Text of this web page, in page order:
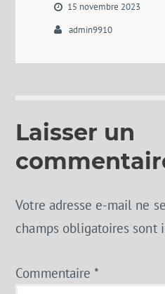
15 novembre 2023
admin9910
Laisser un
Votre adresse e-mail ne
champs obligatoires sont
Commentaire *